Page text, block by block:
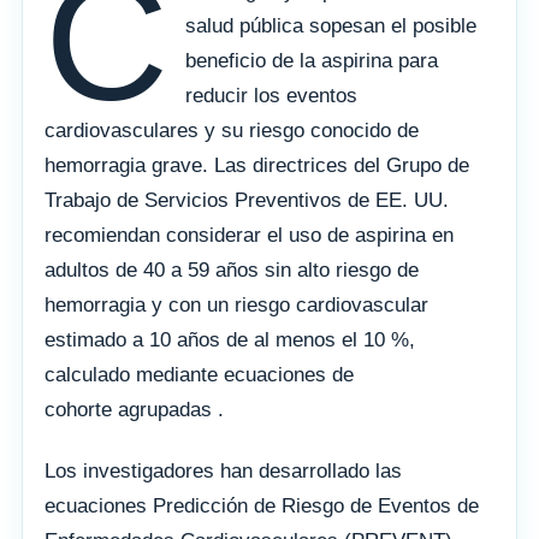
C
salud pública sopesan el posible
beneficio de la aspirina para
reducir los eventos
cardiovasculares y su riesgo conocido de
hemorragia grave. Las directrices del Grupo de
Trabajo de Servicios Preventivos de EE. UU.
recomiendan considerar el uso de aspirina en
adultos de 40 a 59 años sin alto riesgo de
hemorragia y con un riesgo cardiovascular
estimado a 10 años de al menos el 10 %,
calculado mediante ecuaciones de
cohorte agrupadas .
Los investigadores han desarrollado las
ecuaciones Predicción de Riesgo de Eventos de